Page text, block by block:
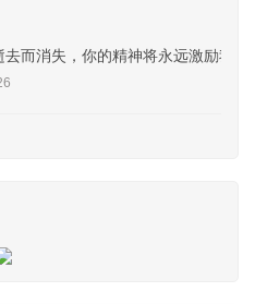
而消失，你的精神将永远激励我们